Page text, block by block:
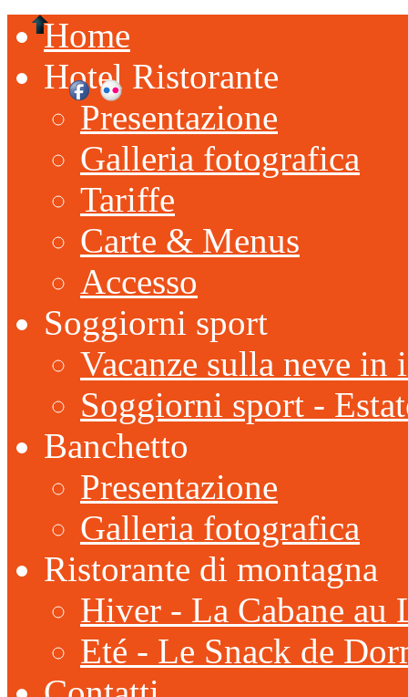
Home
Hotel Ristorante
Presentazione
Galleria fotografica
Tariffe
Carte & Menus
Accesso
Soggiorni sport
Vacanze sulla neve in
Soggiorni sport -
Banchetto
Presentazione
Galleria fotografica
Ristorante di montagna
Hiver - La Cabane au
Eté - Le Snack de